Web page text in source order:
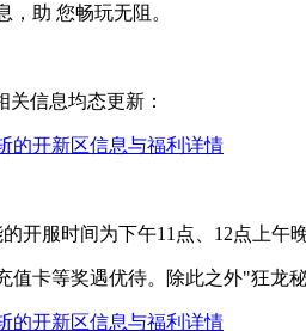
助 您畅玩无阻。
信息均态更新：
服时间为下午11点、12点上午
卡等奖遇优待。除此之外"狂龙